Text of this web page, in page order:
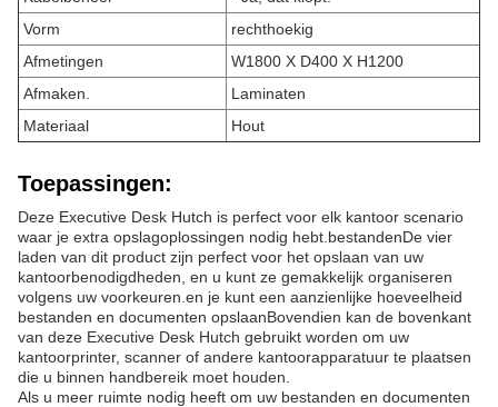
Vorm
rechthoekig
Afmetingen
W1800 X D400 X H1200
Afmaken.
Laminaten
Materiaal
Hout
Toepassingen:
Deze Executive Desk Hutch is perfect voor elk kantoor scenario
waar je extra opslagoplossingen nodig hebt.bestandenDe vier
laden van dit product zijn perfect voor het opslaan van uw
kantoorbenodigdheden, en u kunt ze gemakkelijk organiseren
volgens uw voorkeuren.en je kunt een aanzienlijke hoeveelheid
bestanden en documenten opslaanBovendien kan de bovenkant
van deze Executive Desk Hutch gebruikt worden om uw
kantoorprinter, scanner of andere kantoorapparatuur te plaatsen
die u binnen handbereik moet houden.
Als u meer ruimte nodig heeft om uw bestanden en documenten